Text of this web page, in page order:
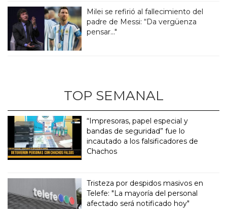
Milei se refirió al fallecimiento del
padre de Messi: “Da vergüenza
pensar..."
TOP SEMANAL
“Impresoras, papel especial y
bandas de seguridad” fue lo
incautado a los falsificadores de
Chachos
Tristeza por despidos masivos en
Telefe: "La mayoría del personal
afectado será notificado hoy"